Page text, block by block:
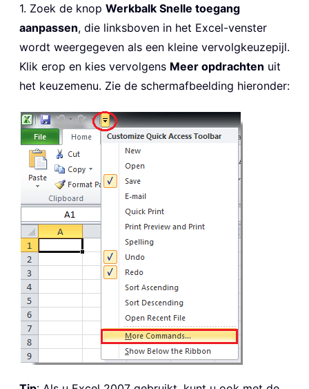
1. Zoek de knop Werkbalk Snelle toegang
aanpassen, die linksboven in het Excel-venster
wordt weergegeven als een kleine vervolgkeuzepijl.
Klik erop en kies vervolgens Meer opdrachten uit
het keuzemenu. Zie de schermafbeelding hieronder: